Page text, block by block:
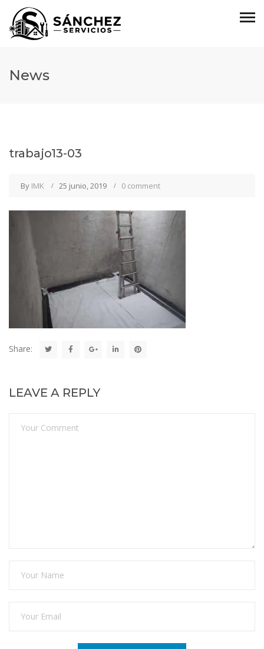
News
trabajo13-03
By IMK 25 junio, 2019 0 comment
Share:
LEAVE A REPLY